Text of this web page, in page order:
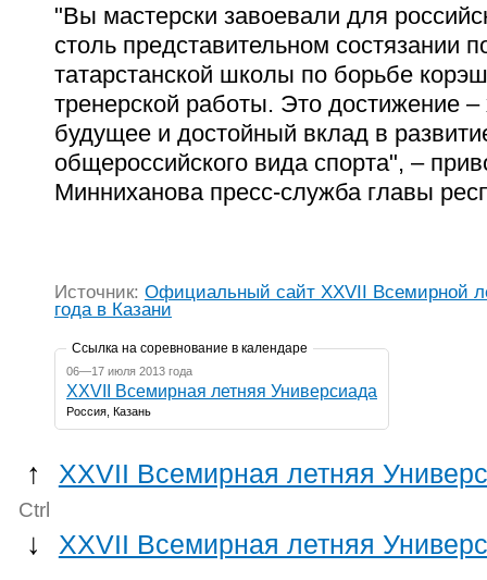
"Вы мастерски завоевали для
столь представительном состязании
татарстанской школы по борьбе
тренерской работы. Это достижение
будущее и достойный вклад в
общероссийского вида спорта", –
Минниханова пресс-служба главы
Источник: Официальный сайт XXVII Всемирной летней универсиады 2013
года в Казани
Ссылка на соревнование в календаре
06—17 июля 2013 года
XXVII Всемирная летняя Универсиада
Россия, Казань
↑ XXVII Всемирная летняя
Ctrl
↓ XXVII Всемирная летняя